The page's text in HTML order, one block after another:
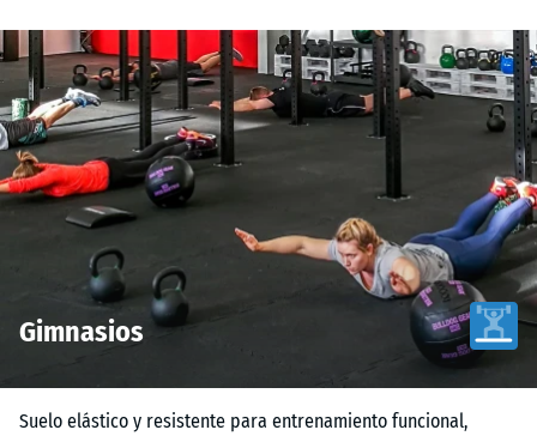
Gimnasios
Suelo elástico y resistente para entrenamiento funcional,